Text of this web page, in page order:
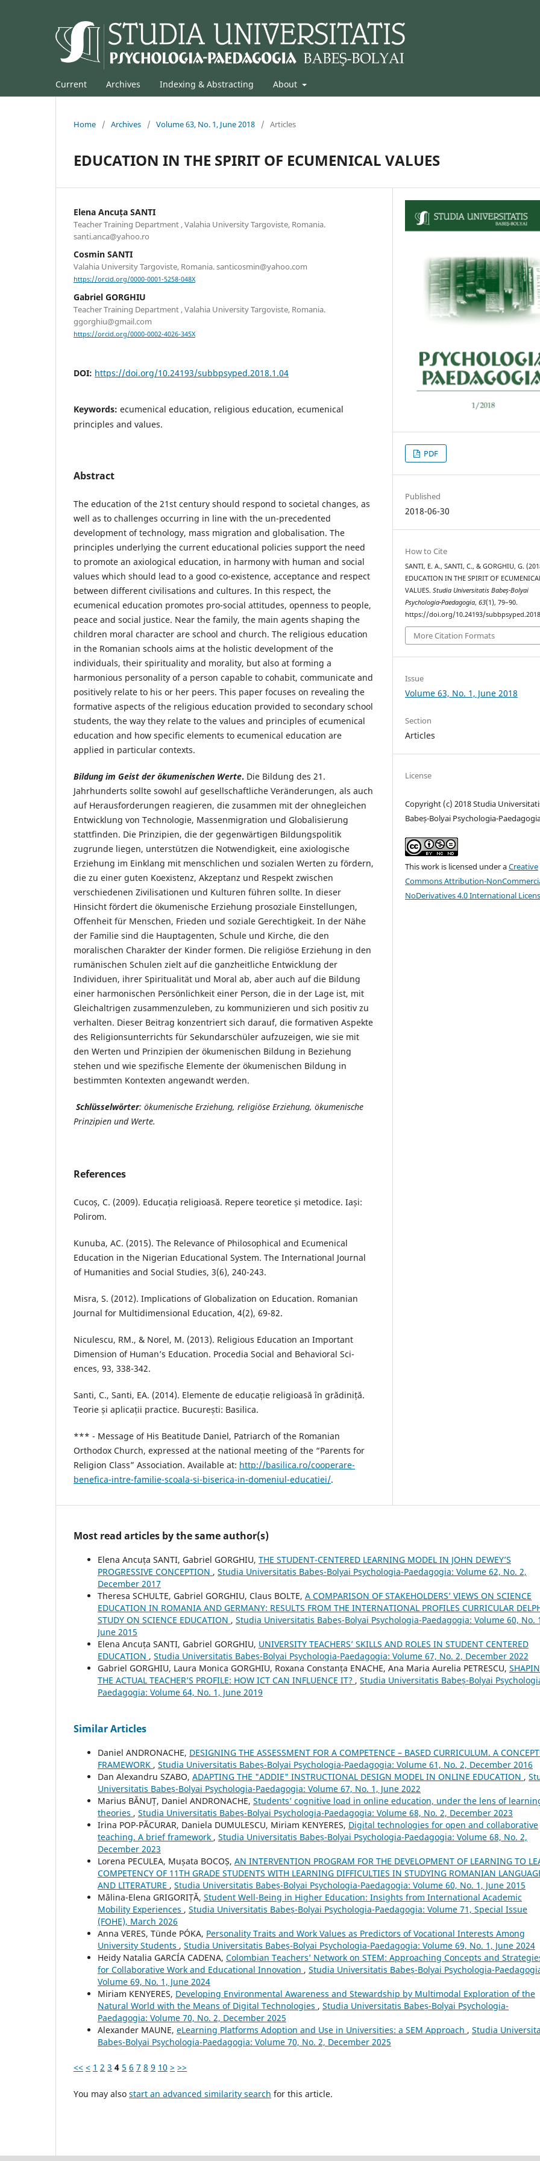
Current Archives Indexing & Abstracting About
Home / Archives / Volume 63, No. 1, June 2018 / Articles
EDUCATION IN THE SPIRIT OF ECUMENICAL VALUES
Elena Ancuța SANTI
Teacher Training Department , Valahia University Targoviste, Romania.
santi.anca@yahoo.ro
Cosmin SANTI
Valahia University Targoviste, Romania. santicosmin@yahoo.com
https://orcid.org/0000-0001-5258-048X
Gabriel GORGHIU
Teacher Training Department , Valahia University Targoviste, Romania.
ggorghiu@gmail.com
https://orcid.org/0000-0002-4026-345X
DOI: https://doi.org/10.24193/subbpsyped.2018.1.04
Keywords: ecumenical education, religious education, ecumenical
principles and values.
Abstract
The education of the 21st century should respond to societal changes, as
well as to challenges occurring in line with the un-precedented
development of technology, mass migration and globalisation. The
principles underlying the current educational policies support the need
to promote an axiological education, in harmony with human and social
values which should lead to a good co-existence, acceptance and respect
between different civilisations and cultures. In this respect, the
ecumenical education promotes pro-social attitudes, openness to people,
peace and social justice. Near the family, the main agents shaping the
children moral character are school and church. The religious education
in the Romanian schools aims at the holistic development of the
individuals, their spirituality and morality, but also at forming a
harmonious personality of a person capable to cohabit, communicate and
positively relate to his or her peers. This paper focuses on revealing the
formative aspects of the religious education provided to secondary school
students, the way they relate to the values and principles of ecumenical
education and how specific elements to ecumenical education are
applied in particular contexts.
Bildung im Geist der ökumenischen Werte. Die Bildung des 21.
Jahrhunderts sollte sowohl auf gesellschaftliche Veränderungen, als auch
auf Herausforderungen reagieren, die zusammen mit der ohnegleichen
Entwicklung von Technologie, Massenmigration und Globalisierung
stattfinden. Die Prinzipien, die der gegenwärtigen Bildungspolitik
zugrunde liegen, unterstützen die Notwendigkeit, eine axiologische
Erziehung im Einklang mit menschlichen und sozialen Werten zu fördern,
die zu einer guten Koexistenz, Akzeptanz und Respekt zwischen
verschiedenen Zivilisationen und Kulturen führen sollte. In dieser
Hinsicht fördert die ökumenische Erziehung prosoziale Einstellungen,
Offenheit für Menschen, Frieden und soziale Gerechtigkeit. In der Nähe
der Familie sind die Hauptagenten, Schule und Kirche, die den
moralischen Charakter der Kinder formen. Die religiöse Erziehung in den
rumänischen Schulen zielt auf die ganzheitliche Entwicklung der
Individuen, ihrer Spiritualität und Moral ab, aber auch auf die Bildung
einer harmonischen Persönlichkeit einer Person, die in der Lage ist, mit
Gleichaltrigen zusammenzuleben, zu kommunizieren und sich positiv zu
verhalten. Dieser Beitrag konzentriert sich darauf, die formativen Aspekte
des Religionsunterrichts für Sekundarschüler aufzuzeigen, wie sie mit
den Werten und Prinzipien der ökumenischen Bildung in Beziehung
stehen und wie spezifische Elemente der ökumenischen Bildung in
bestimmten Kontexten angewandt werden.
Schlüsselwörter: ökumenische Erziehung, religiöse Erziehung, ökumenische
Prinzipien und Werte.
References
Cucoș, C. (2009). Educația religioasă. Repere teoretice și metodice. Iași:
Polirom.
Kunuba, AC. (2015). The Relevance of Philosophical and Ecumenical
Education in the Nigerian Educational System. The International Journal
of Humanities and Social Studies, 3(6), 240-243.
Misra, S. (2012). Implications of Globalization on Education. Romanian
Journal for Multidimensional Education, 4(2), 69-82.
Niculescu, RM., & Norel, M. (2013). Religious Education an Important
Dimension of Human’s Education. Procedia Social and Behavioral Sci-
ences, 93, 338-342.
Santi, C., Santi, EA. (2014). Elemente de educație religioasă în grădiniță.
Teorie și aplicații practice. București: Basilica.
*** - Message of His Beatitude Daniel, Patriarch of the Romanian
Orthodox Church, expressed at the national meeting of the “Parents for
Religion Class” Association. Available at: http://basilica.ro/cooperare-
benefica-intre-familie-scoala-si-biserica-in-domeniul-educatiei/.
PDF
Published
2018-06-30
How to Cite
SANTI, E. A., SANTI, C., & GORGHIU, G.
EDUCATION IN THE SPIRIT OF ECUMENICAL
VALUES.Studia Universitatis Babeș-Bolyai
Psychologia-Paedagogia,63(1), 79–90.
https://doi.org/10.24193/
More Citation Formats
Issue
Volume 63, No. 1, June 2018
Section
Articles
License
Copyright (c) 2018 Studia
Babeș-Bolyai Psychologia-
This work is licensed under aCreative
Commons Attribution-
NoDerivatives 4.0 International
Most read articles by the same author(s)
Elena Ancuța SANTI, Gabriel GORGHIU, THE STUDENT-CENTERED LEARNING MODEL IN JOHN DEWEY’S
PROGRESSIVE CONCEPTION , Studia Universitatis Babeș-Bolyai Psychologia-Paedagogia: Volume 62, No. 2,
December 2017
Theresa SCHULTE, Gabriel GORGHIU, Claus BOLTE, A COMPARISON OF STAKEHOLDERS’ VIEWS ON SCIENCE
EDUCATION IN ROMANIA AND GERMANY: RESULTS FROM THE INTERNATIONAL PROFILES CURRICULAR
STUDY ON SCIENCE EDUCATION , Studia Universitatis Babeș-Bolyai Psychologia-Paedagogia: Volume 60, No.
June 2015
Elena Ancuța SANTI, Gabriel GORGHIU, UNIVERSITY TEACHERS’ SKILLS AND ROLES IN STUDENT CENTERED
EDUCATION , Studia Universitatis Babeș-Bolyai Psychologia-Paedagogia: Volume 67, No. 2, December 2022
Gabriel GORGHIU, Laura Monica GORGHIU, Roxana Constanța ENACHE, Ana Maria Aurelia PETRESCU,
THE ACTUAL TEACHER’S PROFILE: HOW ICT CAN INFLUENCE IT? , Studia Universitatis Babeș-Bolyai
Paedagogia: Volume 64, No. 1, June 2019
Similar Articles
Daniel ANDRONACHE, DESIGNING THE ASSESSMENT FOR A COMPETENCE – BASED CURRICULUM. A
FRAMEWORK , Studia Universitatis Babeș-Bolyai Psychologia-Paedagogia: Volume 61, No. 2, December 2016
Dan Alexandru SZABO, ADAPTING THE "ADDIE" INSTRUCTIONAL DESIGN MODEL IN ONLINE EDUCATION ,
Universitatis Babeș-Bolyai Psychologia-Paedagogia: Volume 67, No. 1, June 2022
Marius BĂNUȚ, Daniel ANDRONACHE, Students’ cognitive load in online education, under the lens of
theories , Studia Universitatis Babeș-Bolyai Psychologia-Paedagogia: Volume 68, No. 2, December 2023
Irina POP-PĂCURAR, Daniela DUMULESCU, Miriam KENYERES, Digital technologies for open and collaborative
teaching. A brief framework , Studia Universitatis Babeș-Bolyai Psychologia-Paedagogia: Volume 68, No. 2,
December 2023
Lorena PECULEA, Mușata BOCOȘ, AN INTERVENTION PROGRAM FOR THE DEVELOPMENT OF LEARNING TO
COMPETENCY OF 11TH GRADE STUDENTS WITH LEARNING DIFFICULTIES IN STUDYING ROMANIAN
AND LITERATURE , Studia Universitatis Babeș-Bolyai Psychologia-Paedagogia: Volume 60, No. 1, June 2015
Mălina-Elena GRIGORIȚĂ, Student Well-Being in Higher Education: Insights from International Academic
Mobility Experiences , Studia Universitatis Babeș-Bolyai Psychologia-Paedagogia: Volume 71, Special Issue
(FOHE), March 2026
Anna VERES, Tünde PÓKA, Personality Traits and Work Values as Predictors of Vocational Interests Among
University Students , Studia Universitatis Babeș-Bolyai Psychologia-Paedagogia: Volume 69, No. 1, June 2024
Heidy Natalia GARCÍA CADENA, Colombian Teachers’ Network on STEM: Approaching Concepts and
for Collaborative Work and Educational Innovation , Studia Universitatis Babeș-Bolyai Psychologia-
Volume 69, No. 1, June 2024
Miriam KENYERES, Developing Environmental Awareness and Stewardship by Multimodal Exploration of the
Natural World with the Means of Digital Technologies , Studia Universitatis Babeș-Bolyai Psychologia-
Paedagogia: Volume 70, No. 2, December 2025
Alexander MAUNE, eLearning Platforms Adoption and Use in Universities: a SEM Approach , Studia
Babeș-Bolyai Psychologia-Paedagogia: Volume 70, No. 2, December 2025
<< < 1 2 3 4 5 6 7 8 9 10 > >>
You may also start an advanced similarity search for this article.